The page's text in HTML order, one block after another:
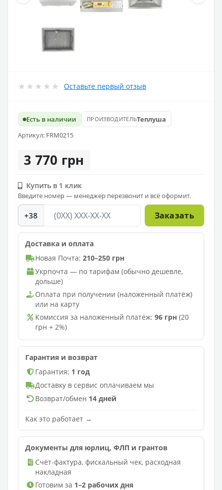
Оставьте первый отзыв
Есть в наличии ПРОИЗВОДИТЕЛЬТеплуша
Артикул: FRM0215
3 770 грн
Купить в 1 клик
Введите номер — менеджер перезвонит и всё оформит.
+38 Заказать
Доставка и оплата
Новая Почта: 210–250 грн
Укрпочта — по тарифам (обычно дешевле,
дольше)
Оплата при получении (наложенный платёж)
или на карту
Комиссия за наложенный платёж: 96 грн (20
грн + 2%)
Гарантия и возврат
Гарантия: 1 год
Доставку в сервис оплачиваем мы
Возврат/обмен 14 дней
Как это работает →
Документы для юрлиц, ФЛП и грантов
Счёт-фактура, фискальный чек, расходная
накладная
Готовим за 1–2 рабочих дня